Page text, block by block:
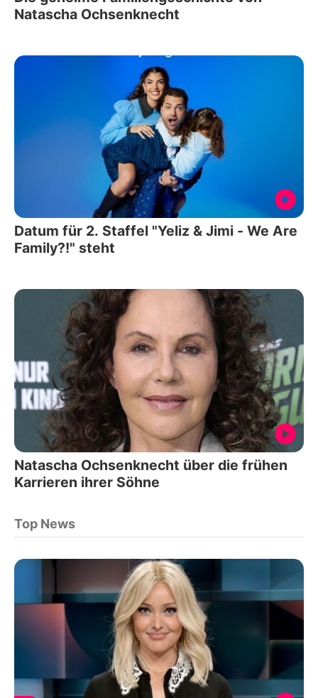
Natascha Ochsenknecht
Datum für 2. Staffel "Yeliz & Jimi - We Are
Family?!" steht
Natascha Ochsenknecht über die frühen
Karrieren ihrer Söhne
Top News